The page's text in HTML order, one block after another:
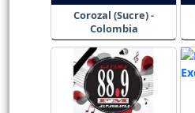
Corozal (Sucre) -
Colombia